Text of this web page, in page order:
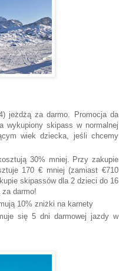
jeżdżą za darmo. Promocja da
wykupiony skipass w normalnej
wiek dziecka, jeśli chcemy
30% mniej. Przy zakupie
170 € mniej (zamiast €710
skipassów dla 2 dzieci do 16
darmo!
10% zniżki na karnety
się 5 dni darmowej jazdy w